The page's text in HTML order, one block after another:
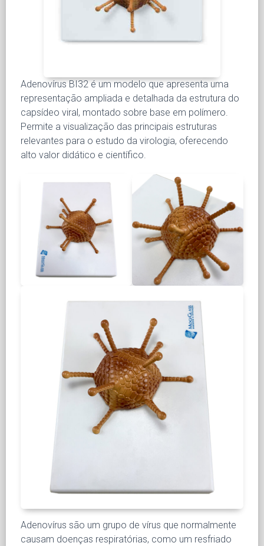
Adenovírus BI32 é um modelo que apresenta uma
representação ampliada e detalhada da estrutura do
capsídeo viral, montado sobre base em polímero.
Permite a visualização das principais estruturas
relevantes para o estudo da virologia, oferecendo
alto valor didático e científico.
Adenovírus são um grupo de vírus que normalmente
causam doenças respiratórias, como um resfriado